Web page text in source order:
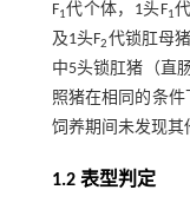
F1代个体，1头F1
及1头F2代锁肛母
中5头锁肛猪（直
照猪在相同的条件
饲养期间未发现其
1.2 表型判定